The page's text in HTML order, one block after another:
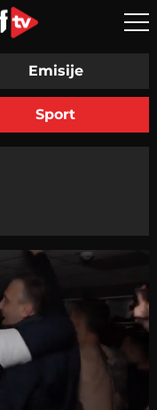
Emisije
Sport